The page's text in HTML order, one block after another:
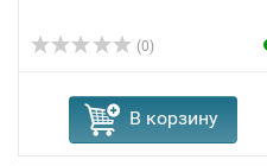
(0)
В корзину